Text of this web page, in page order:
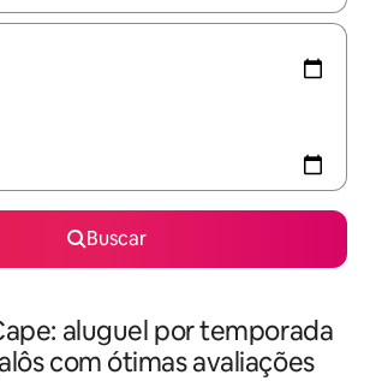
Buscar
aluguel por temporada
com ótimas avaliações